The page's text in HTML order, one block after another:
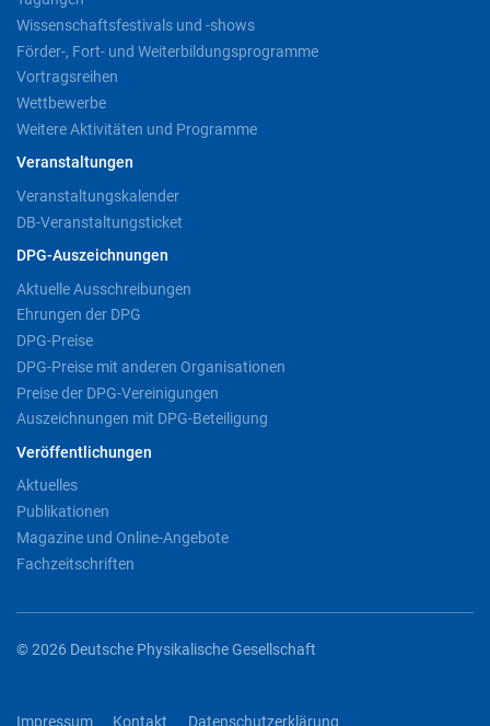
Wissenschaftsfestivals und -shows
Förder-, Fort- und Weiterbildungsprogramme
Vortragsreihen
Wettbewerbe
Weitere Aktivitäten und Programme
Veranstaltungen
Veranstaltungskalender
DB-Veranstaltungsticket
DPG-Auszeichnungen
Aktuelle Ausschreibungen
Ehrungen der DPG
DPG-Preise
DPG-Preise mit anderen Organisationen
Preise der DPG-Vereinigungen
Auszeichnungen mit DPG-Beteiligung
Veröffentlichungen
Aktuelles
Publikationen
Magazine und Online-Angebote
Fachzeitschriften
© 2026 Deutsche Physikalische Gesellschaft
Impressum Kontakt Datenschutzerklärung